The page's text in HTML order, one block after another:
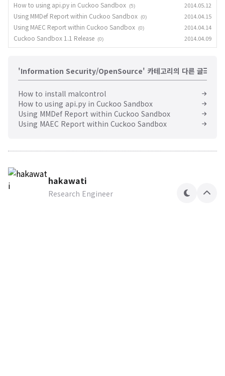
How to using api.py in Cuckoo Sandbox (5) 2014.05.12
Using MMDef Report within Cuckoo Sandbox (0) 2014.04.15
Using MAEC Report within Cuckoo Sandbox (0) 2014.04.14
Cuckoo Sandbox 1.1 Release (0) 2014.04.09
'Information Security/OpenSource' 카테고리의 다른 글
How to install malcontrol
How to using api.py in Cuckoo Sandbox
Using MMDef Report within Cuckoo Sandbox
Using MAEC Report within Cuckoo Sandbox
hakawati
Research Engineer
테
상